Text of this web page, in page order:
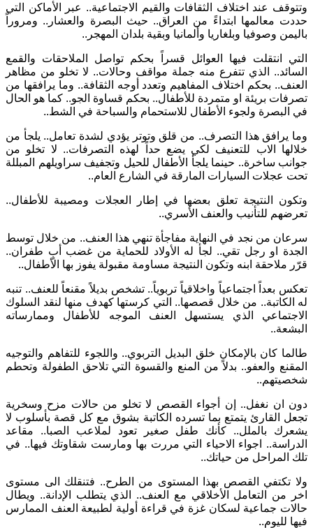
وتتوقف عند اختلاف الثقافات والقيم الاجتماعية.. عبر الأماكن التي
حددت معالمها ابتداءً من العراق.. حيث البصرة والعشار.. ومروراً
باليمن وصوفيا وبلغاريا وألمانيا وبقية بلدان المهجر..
التي انتقلت فيها العوائل قسراً بحكم تواصل الملاحقات والقمع
السائد.. الذي تتفرع منه جملة مواقف وحالات.. لا تخلو من مظاهر
العنف.. بحكم اختلاف المفاهيم وتعدد أوجه الثقافة.. وما يرافقها من
تصرفات بريئة او متمردة للأطفال.. بحكم قساوة الجو.. كما هو الحال
في البصرة ولجوء الأطفال للاستحمام والسباحة في الشط..
وما يرافق هذا التصرف.. من قلق وتوتر يؤدي لشدة تعامل.. يلجأ من
خلالها الاب للتعنيف لكي يضع حداً لهذه التصرفات.. لا تخلو من
جوانب ساخرة.. حينما يلجأ الأطفال للحيل وتجفيف سراويلهم المبللة
تحت عجلات السيارات المارقة في الشارع العام..
وتكون النتيجة تعلق بعضها في إطار العجلات ومصيبة للأطفال..
تعرضهم للتأنيب والعنف الأسري..
سرعان من نجد في النهاية مفاجأة تنهي هذا العنف.. من خلال توسط
الجدة او رجل تقي.. لجأ له الأولاد للحماية من غضب أبٍ طفران..
قرّر ملاحقة ابنه وتكون النتيجة مساومة مقبولة يفوز بها الأطفال..
تعكس بعداً اجتماعياً واخلاقياً تربوياً.. تشخص بديلاً مقنعاً للعنف.. تنبه
له الكاتبة.. من خلال قصصها.. التي كرستها كهدف منها لنقد السلوك
الاجتماعي الذي يستسهل العنف الموجه للأطفال وممارساته
البشعة..
طالما كان بالإمكان خلق البديل التربوي.. واللجوء للتفاهم والتوجيه
المقنع والعفو.. بدلاً من المنع والقسوة التي تلاحق الطفولة وتحطم
شخصيتهم..
دون ان نغفل.. إن أجواء القصص لا تخلو من حالات مزح وسخرية
تجعل القارئ يتمتع بما تسرده الكاتبة بشوق مع كل قصة بأسلوب لا
يشعرك بالملل.. كأنك طفل صغير تعود لملاعب الصبا.. مقاعد
الدراسة.. اجواء الاحياء التي مررت بها ومارست شقاوتك فيها.. في
تلك المراحل من حياتك..
ولا تكتفي القصص بهذا المستوى من الطرح.. فتنقلك الى مستوى
اخر من التعامل الأخلاقي مع العنف.. الذي يتطلب الإدانة.. ويطال
حالات جماعية لسكان غزة في قراءة أولية لطبيعة العنف الممارس
فيها لليوم..